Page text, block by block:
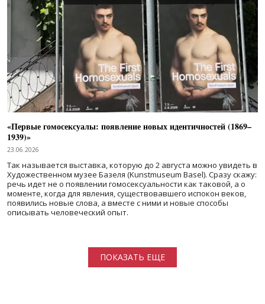
«Первые гомосексуалы: появление новых идентичностей (1869–
1939)»
23.06.2026
Так называется выставка, которую до 2 августа можно увидеть в
Художественном музее Базеля (Kunstmuseum Basel). Сразу скажу:
речь идет не о появлении гомосексуальности как таковой, а о
моменте, когда для явления, существовавшего испокон веков,
появились новые слова, а вместе с ними и новые способы
описывать человеческий опыт.
ПОКАЗАТЬ ЕЩЕ